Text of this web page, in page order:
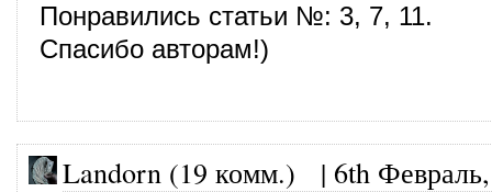
Понравились статьи №: 3, 7, 11.
Спасибо авторам!)
Landorn (19 комм.) | 6th